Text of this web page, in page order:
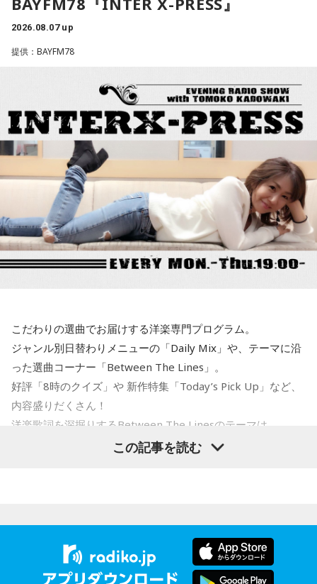
ってるということなんですかね？」
会田「決して利上げをどんどんやれと言ってるのではないわ
けです。ベッセント財務長官のインタビューの趣旨として
は、高市政権の経済政策を支持します、と。投資を拡大する
という政策を支持しますというのが総論なわけです。となれ
ば、その高市政権の経済政策を推進するように、日銀も適切
な金融政策をやってくださいと言ってるわけですから、ベッ
セントさんの発言というのは、日本の政府の日銀に対する発
言と同じなわけです。強い経済成長と物価の安定の両立を目
指して適切に金融政策をやってください、政府の日本経済再
興の経済政策の推進に一体となって取り組んでくださいとい
う同じ意味ですので、どんどん利上げしろというわけではな
■10時20分頃からは「ヤマサ・デイリーティップス」。
■11時になったら曜日がわりのコーナー「ミラクルチョイ
毎週月曜日は「みんな ほめデミー賞」をお届けします。
あなたが褒めたい人、褒めて欲しいことを大募集！
＜8月11日(火)のTOPICS＞
ミラクルリゾート2026開催中！
リサーチテーマは 「大声で叫びたいことは？」
うれしい、かなしい、怒ってるーーー！
夏の言いたい放題を大募集！
＜8月12日(水)のTOPICS＞
キラキラな音楽とときめく話題でがんばるあなたにミラクル
チャージ！
■今回のTOPICS
●リサーチテーマ ・・・「 真夏の夜のほにゃらら 」
夏は夜！なにして「さらなり」ですか？あなたのサマーナイ
●今日のへぇ 10時〜
世界の夜の過ごし方に関するへぇをご紹介！
2026.08.07 up
提供：BAYFM78
こだわりの選曲でお届けする洋楽専門プログラム。
ジャンル別日替わりメニューの「Daily Mix」や、テーマに沿
った選曲コーナー「Between The Lines」。
好評「8時のクイズ」や 新作特集「Today’s Pick Up」など、
内容盛りだくさん！
洋楽歌詞を深掘りするBetween The Linesのテーマは
米音楽界を代表するマルチ・アーティスト、NE-YO。
R&Bとモダン・カントリーの融合にトライした新作
『HIGHWAY 79』を特集。
この記事を読む